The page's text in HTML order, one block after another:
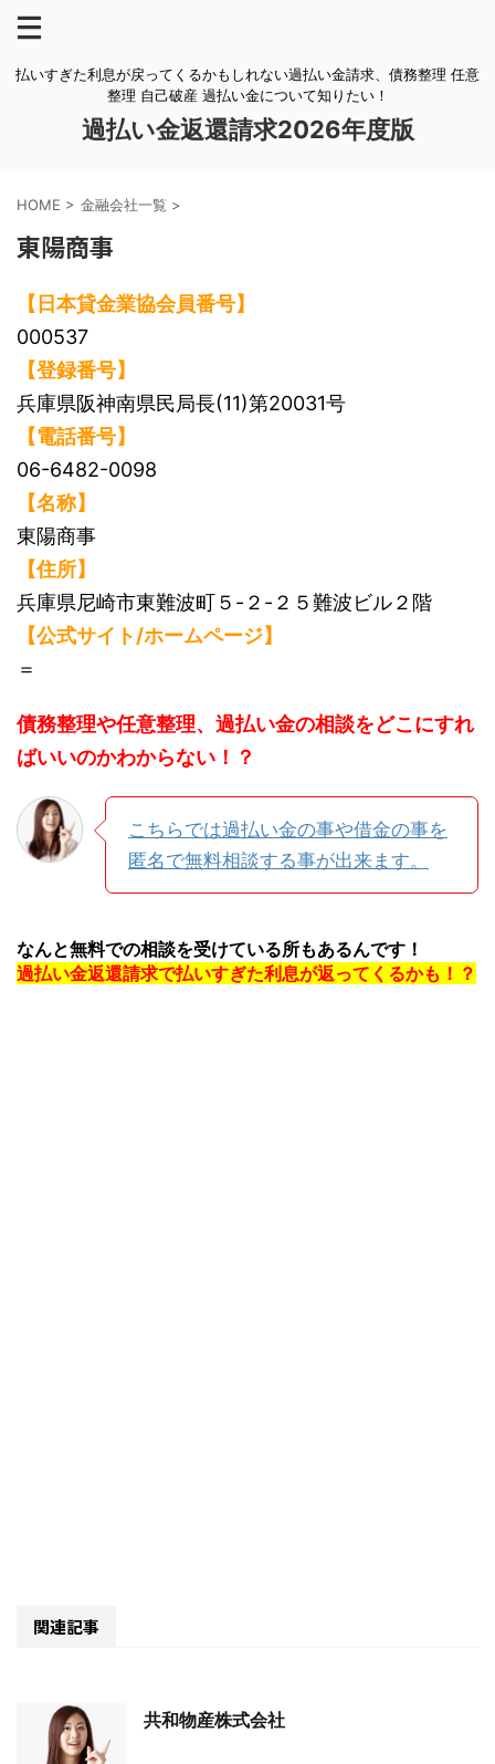
払いすぎた利息が戻ってくるかもしれない過払い金請求、債務整理 任意
整理 自己破産 過払い金について知りたい！
過払い金返還請求2026年度版
HOME > 金融会社一覧 >
東陽商事
【日本貸金業協会員番号】
000537
【登録番号】
兵庫県阪神南県民局長(11)第20031号
【電話番号】
06-6482-0098
【名称】
東陽商事
【住所】
兵庫県尼崎市東難波町５-２-２５難波ビル２階
【公式サイト/ホームページ】
＝
債務整理や任意整理、過払い金の相談をどこにすれ
ばいいのかわからない！？
こちらでは過払い金の事や借金の事を
匿名で無料相談する事が出来ます。
なんと無料での相談を受けている所もあるんです！
過払い金返還請求で払いすぎた利息が返ってくるかも！？
関連記事
共和物産株式会社